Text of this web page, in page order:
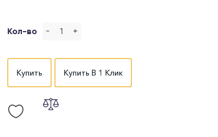
Кол-во - +
Купить Купить В 1 Клик